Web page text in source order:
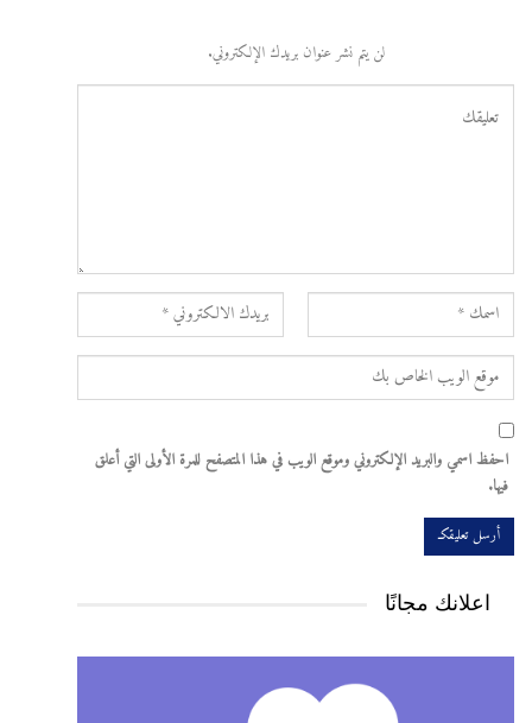
لن يتم نشر عنوان بريدك الإلكتروني.
احفظ اسمي والبريد الإلكتروني وموقع الويب في هذا المتصفح للمرة الأولى التي أعلق
فيها.
اعلانك مجانًا